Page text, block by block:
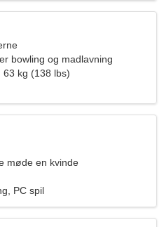
bowling og madlavning
63 kg (138 lbs)
møde en kvinde
PC spil